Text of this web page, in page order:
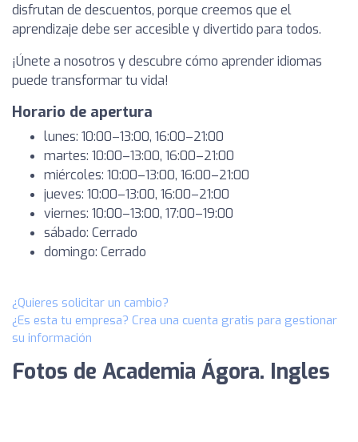
disfrutan de descuentos, porque creemos que el
aprendizaje debe ser accesible y divertido para todos.
¡Únete a nosotros y descubre cómo aprender idiomas
puede transformar tu vida!
Horario de apertura
lunes: 10:00–13:00, 16:00–21:00
martes: 10:00–13:00, 16:00–21:00
miércoles: 10:00–13:00, 16:00–21:00
jueves: 10:00–13:00, 16:00–21:00
viernes: 10:00–13:00, 17:00–19:00
sábado: Cerrado
domingo: Cerrado
¿Quieres solicitar un cambio?
¿Es esta tu empresa? Crea una cuenta gratis para gestionar
su información
Fotos de Academia Ágora. Ingles